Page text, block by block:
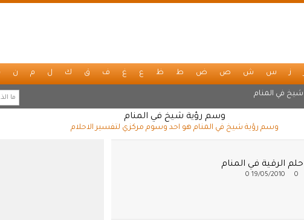
ز س ش ص ض ط ظ ع غ ف ق ك ل م ن
شيخ في المنام
وسم رؤية شيخ في المنام
وسم رؤية شيخ في المنام هو احد وسوم مركزي لتفسير الاحلام
الرقية في المنام
19/05/2010
0